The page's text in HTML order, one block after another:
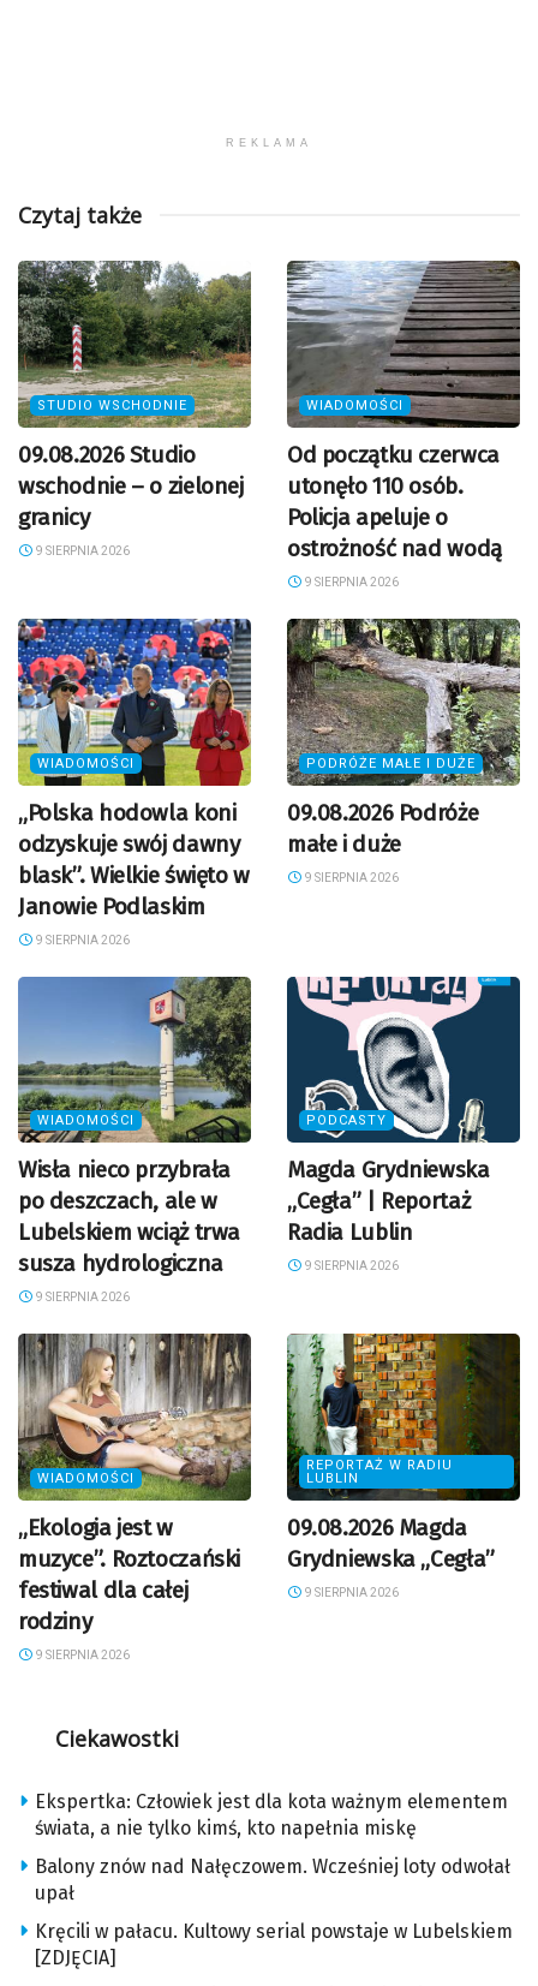
REKLAMA
Czytaj także
STUDIO WSCHODNIE
09.08.2026 Studio
wschodnie – o zielonej
granicy
9 SIERPNIA 2026
WIADOMOŚCI
Od początku czerwca
utonęło 110 osób.
Policja apeluje o
ostrożność nad wodą
9 SIERPNIA 2026
WIADOMOŚCI
„Polska hodowla koni
odzyskuje swój dawny
blask”. Wielkie święto w
Janowie Podlaskim
9 SIERPNIA 2026
PODRÓŻE MAŁE I DUŻE
09.08.2026 Podróże
małe i duże
9 SIERPNIA 2026
WIADOMOŚCI
Wisła nieco przybrała
po deszczach, ale w
Lubelskiem wciąż trwa
susza hydrologiczna
9 SIERPNIA 2026
PODCASTY
Magda Grydniewska
„Cegła” | Reportaż
Radia Lublin
9 SIERPNIA 2026
WIADOMOŚCI
„Ekologia jest w
muzyce”. Roztoczański
festiwal dla całej
rodziny
9 SIERPNIA 2026
REPORTAŻ W RADIU
LUBLIN
09.08.2026 Magda
Grydniewska „Cegła”
9 SIERPNIA 2026
Ciekawostki
Ekspertka: Człowiek jest dla kota ważnym elementem
świata, a nie tylko kimś, kto napełnia miskę
Balony znów nad Nałęczowem. Wcześniej loty odwołał
upał
Kręcili w pałacu. Kultowy serial powstaje w Lubelskiem
[ZDJĘCIA]